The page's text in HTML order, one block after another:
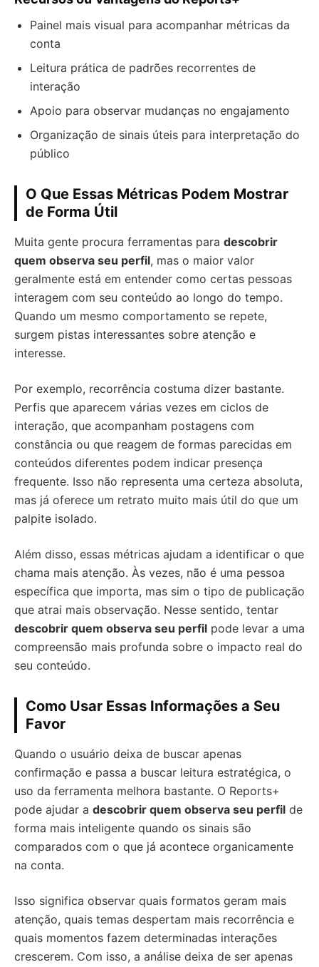
Painel mais visual para acompanhar métricas da
conta
Leitura prática de padrões recorrentes de
interação
Apoio para observar mudanças no engajamento
Organização de sinais úteis para interpretação do
público
O Que Essas Métricas Podem Mostrar
de Forma Útil
Muita gente procura ferramentas para descobrir
quem observa seu perfil, mas o maior valor
geralmente está em entender como certas pessoas
interagem com seu conteúdo ao longo do tempo.
Quando um mesmo comportamento se repete,
surgem pistas interessantes sobre atenção e
interesse.
Por exemplo, recorrência costuma dizer bastante.
Perfis que aparecem várias vezes em ciclos de
interação, que acompanham postagens com
constância ou que reagem de formas parecidas em
conteúdos diferentes podem indicar presença
frequente. Isso não representa uma certeza absoluta,
mas já oferece um retrato muito mais útil do que um
palpite isolado.
Além disso, essas métricas ajudam a identificar o que
chama mais atenção. Às vezes, não é uma pessoa
específica que importa, mas sim o tipo de publicação
que atrai mais observação. Nesse sentido, tentar
descobrir quem observa seu perfil pode levar a uma
compreensão mais profunda sobre o impacto real do
seu conteúdo.
Como Usar Essas Informações a Seu
Favor
Quando o usuário deixa de buscar apenas
confirmação e passa a buscar leitura estratégica, o
uso da ferramenta melhora bastante. O Reports+
pode ajudar a descobrir quem observa seu perfil de
forma mais inteligente quando os sinais são
comparados com o que já acontece organicamente
na conta.
Isso significa observar quais formatos geram mais
atenção, quais temas despertam mais recorrência e
quais momentos fazem determinadas interações
crescerem. Com isso, a análise deixa de ser apenas